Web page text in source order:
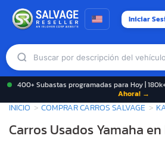
Iniciar
400+ Subastas programadas para Hoy |
Ahora! →
INICIO COMPRAR CARROS SALVAGE
Carros Usados Yamaha